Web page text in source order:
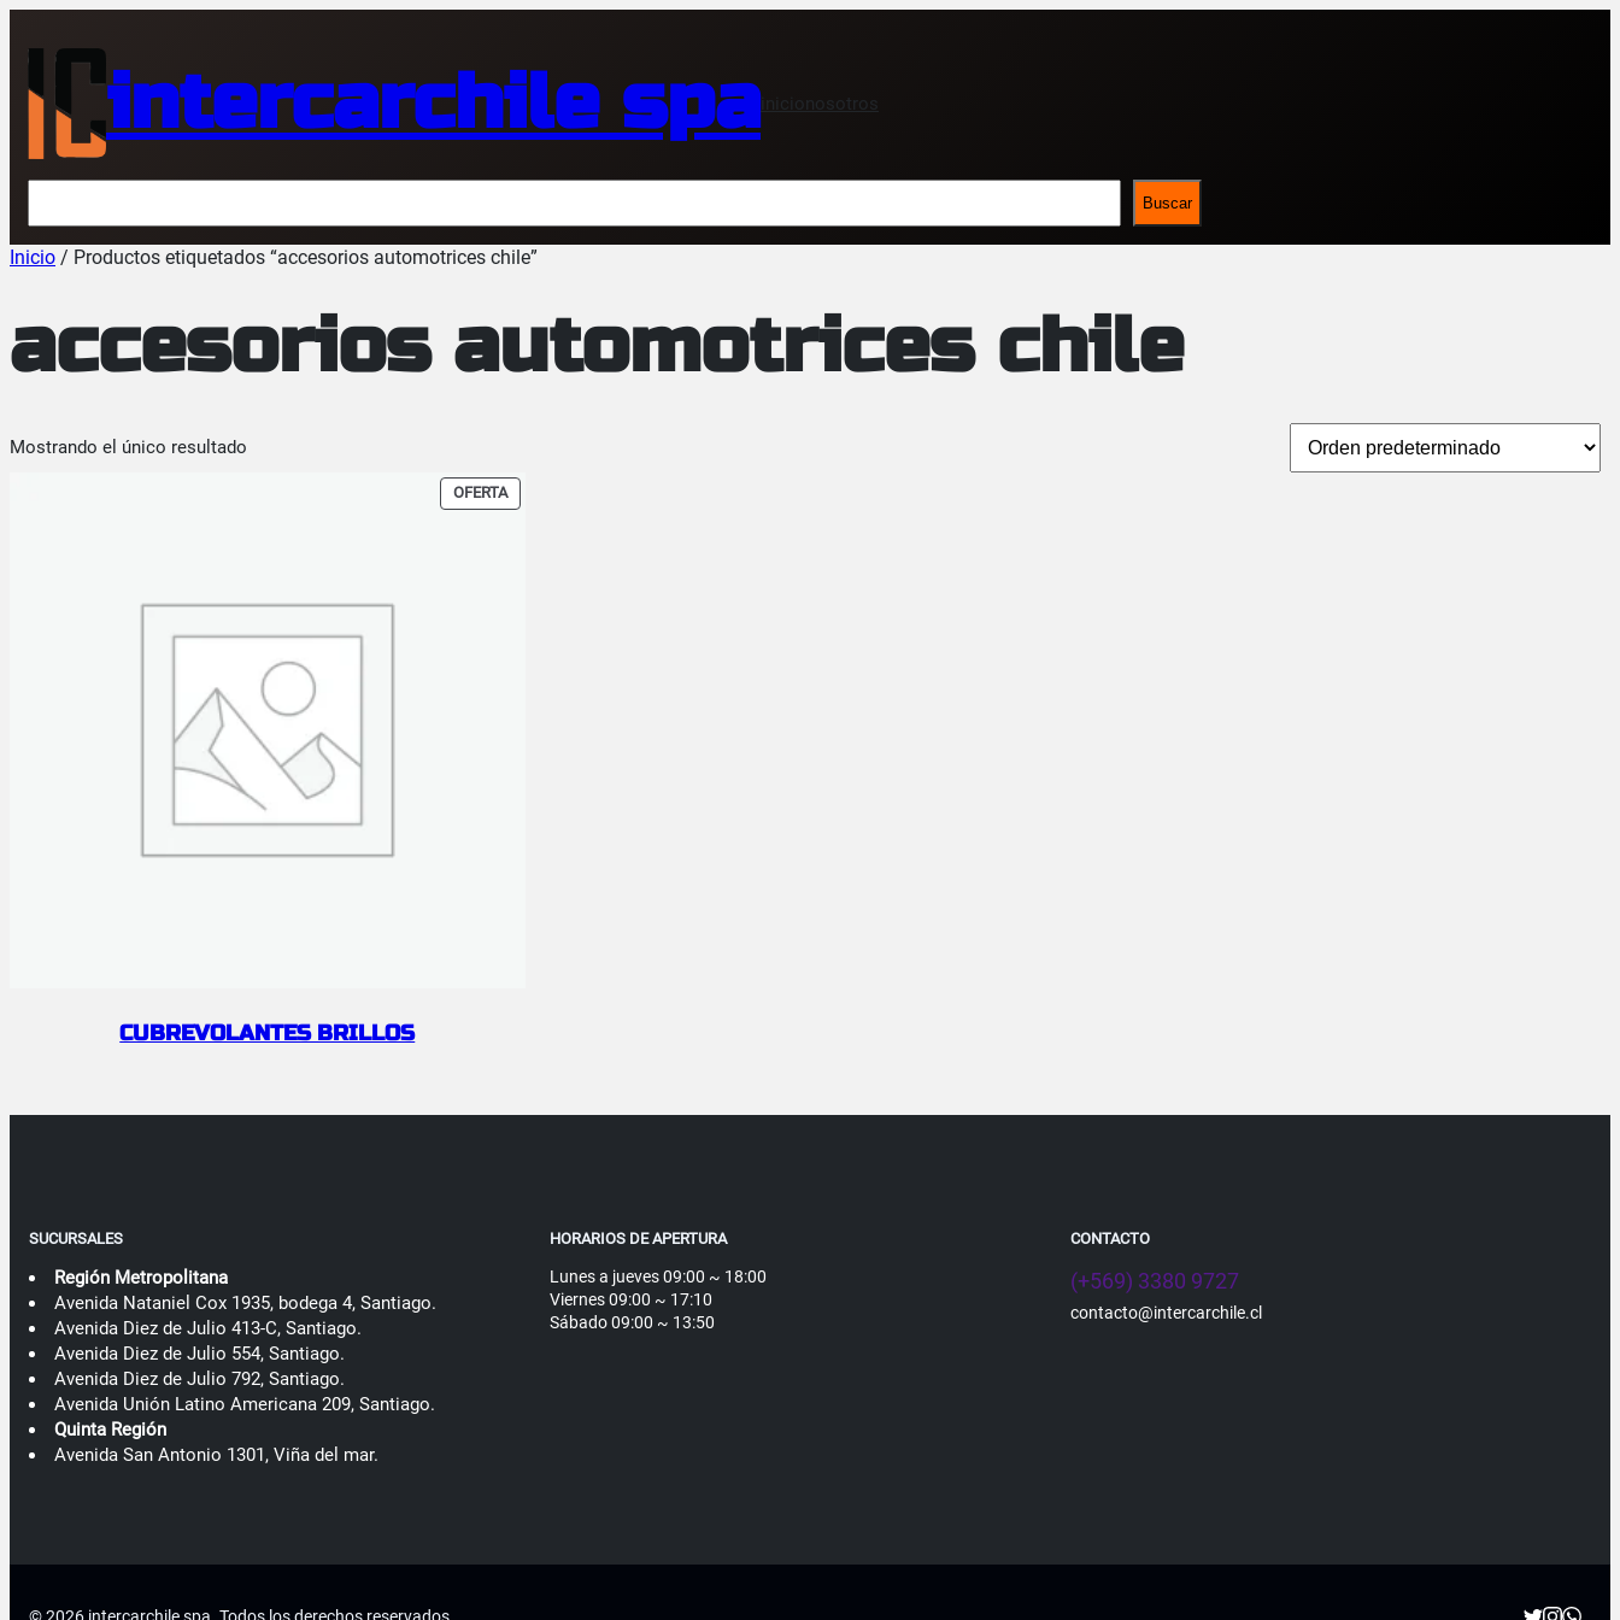
intercarchile spa inicio nosotros
Buscar
Inicio / Productos etiquetados “accesorios automotrices chile”
accesorios automotrices chile
Mostrando el único resultado
OFERTAPRODUCTO
EN
CUBREVOLANTES BRILLOS
SUCURSALES
Región Metropolitana
Avenida Nataniel Cox 1935, bodega 4, Santiago.
Avenida Diez de Julio 413-C, Santiago.
Avenida Diez de Julio 554, Santiago.
Avenida Diez de Julio 792, Santiago.
Avenida Unión Latino Americana 209, Santiago.
Quinta Región
Avenida San Antonio 1301, Viña del mar.
HORARIOS DE APERTURA
Lunes a jueves 09:00 ~ 18:00
Viernes 09:00 ~ 17:10
Sábado 09:00 ~ 13:50
CONTACTO
(+569) 3380 9727
contacto@intercarchile.cl
© 2026 intercarchile spa . Todos los derechos reservados